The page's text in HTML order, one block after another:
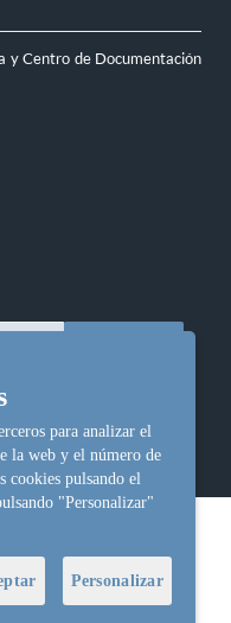
y Centro de Documentación
para analizar el
la web y el número de
cookies pulsando el
"Personalizar"
Personalizar